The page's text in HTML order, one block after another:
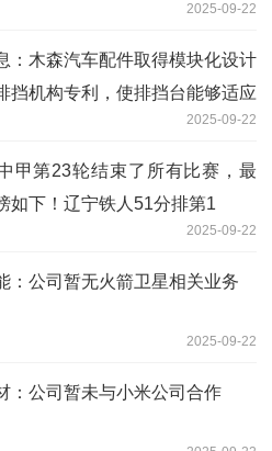
2025-09-22
：木森汽车配件取得模块化设计
挡机构专利，使排挡台能够适应
2025-09-22
甲第23轮结束了所有比赛，最
如下！辽宁铁人51分排第1
2025-09-22
：公司暂无火箭卫星相关业务
2025-09-22
：公司暂未与小米公司合作